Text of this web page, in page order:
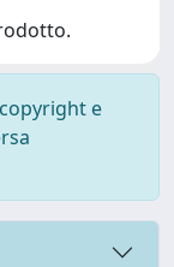
e